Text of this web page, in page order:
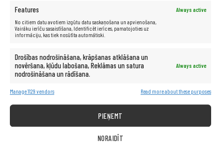
Features
Always active
No citiem datu avotiem izgūtu datu saskaņošana un apvienošana,
Vairāku ierīču sasaistīšana, Identificēt ierīces, pamatojoties uz
informāciju, kas tiek nosūtīta automātiski.
Drošības nodrošināšana, krāpšanas atklāšana un
novēršana, kļūdu labošana, Reklāmas un satura
nodrošināšana un rādīšana.
Always active
Manage 1129 vendors Read more about these purposes
PIEŅEMT
NORAIDĪT
IT REMARKETING
IT REMARKETING International
IT REMARKETING Itālija
IT REMARKETING Rumānija
IT REMARKETING Slovākija
IT REMARKETING Ungārija